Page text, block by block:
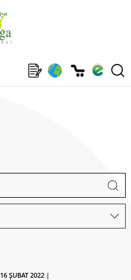
16 ŞUBAT 2022 |